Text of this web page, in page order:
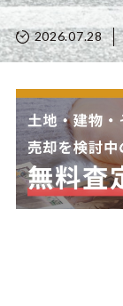
2026.07.28